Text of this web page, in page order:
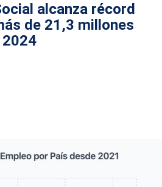
alcanza récord
de 21,3 millones